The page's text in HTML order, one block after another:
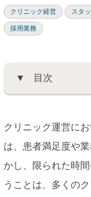
クリニック経営 スタ
採用業務
目次
クリニック運営に
は、患者満足度や
かし、限られた時
うことは、多くの